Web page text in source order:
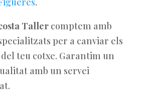
Tallercomptem amb
per a canviar els
teu cotxe. Garantim un
amb un servei